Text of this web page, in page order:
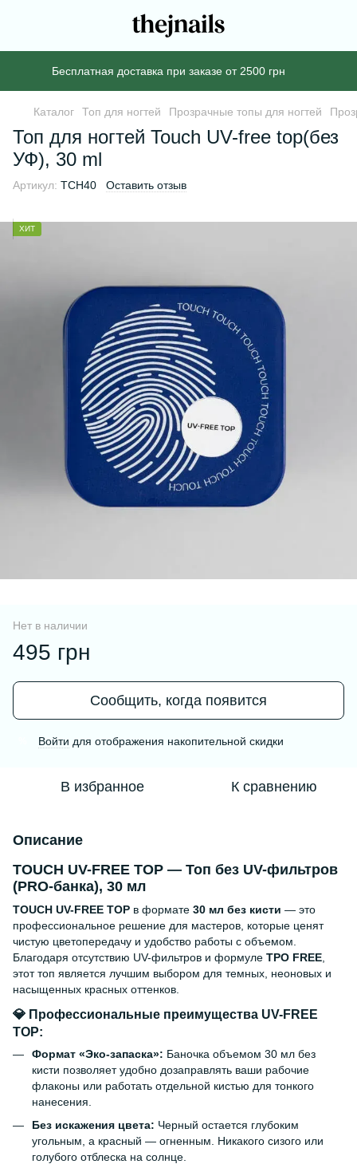
Бесплатная доставка при заказе от 2500 грн
Каталог Топ для ногтей Прозрачные топы для ногтей
Топ для ногтей Touch UV-free top(без
УФ), 30 ml
Артикул: TCH40 Оставить отзыв
ХИТ
Нет в наличии
495 грн
Сообщить, когда появится
Войти для отображения накопительной скидки
В избранное К сравнению
Описание
TOUCH UV-FREE TOP — Топ без UV-фильтров
(PRO-банка), 30 мл
TOUCH UV-FREE TOP в формате 30 мл без кисти — это
профессиональное решение для мастеров, которые ценят
чистую цветопередачу и удобство работы с объемом.
Благодаря отсутствию UV-фильтров и формуле TPO FREE,
этот топ является лучшим выбором для темных, неоновых и
насыщенных красных оттенков.
💎 Профессиональные преимущества UV-FREE
TOP:
Формат «Эко-запаска»: Баночка объемом 30 мл без
кисти позволяет удобно дозаправлять ваши рабочие
флаконы или работать отдельной кистью для тонкого
нанесения.
Без искажения цвета: Черный остается глубоким
угольным, а красный — огненным. Никакого сизого или
голубого отблеска на солнце.